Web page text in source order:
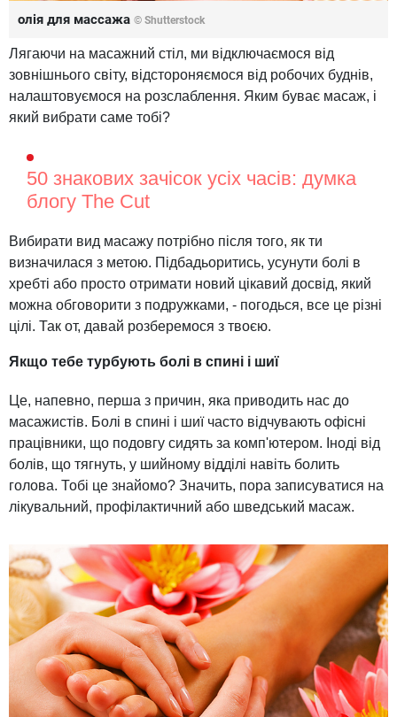
олія для массажа © Shutterstock
Лягаючи на масажний стіл, ми відключаємося від
зовнішнього світу, відстороняємося від робочих буднів,
налаштовуємося на розслаблення. Яким буває масаж, і
який вибрати саме тобі?
50 знакових зачісок усіх часів: думка
блогу The Cut
Вибирати вид масажу потрібно після того, як ти
визначилася з метою. Підбадьоритись, усунути болі в
хребті або просто отримати новий цікавий досвід, який
можна обговорити з подружками, - погодься, все це різні
цілі. Так от, давай розберемося з твоєю.
Якщо тебе турбують болі в спині і шиї
Це, напевно, перша з причин, яка приводить нас до
масажистів. Болі в спині і шиї часто відчувають офісні
працівники, що подовгу сидять за комп'ютером. Іноді від
болів, що тягнуть, у шийному відділі навіть болить
голова. Тобі це знайомо? Значить, пора записуватися на
лікувальний, профілактичний або шведський масаж.